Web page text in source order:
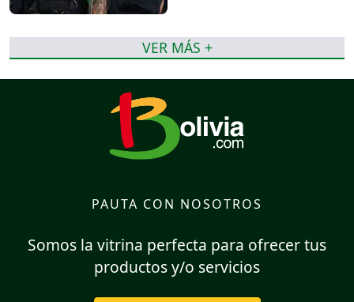
VER MÁS +
PAUTA CON NOSOTROS
Somos la vitrina perfecta para ofrecer tus
productos y/o servicios